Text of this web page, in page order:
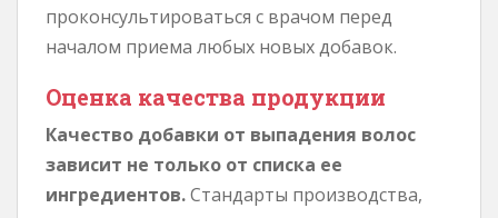
проконсультироваться с врачом перед
началом приема любых новых добавок.
Оценка качества продукции
Качество добавки от выпадения волос
зависит не только от списка ее
ингредиентов.Стандарты производства,